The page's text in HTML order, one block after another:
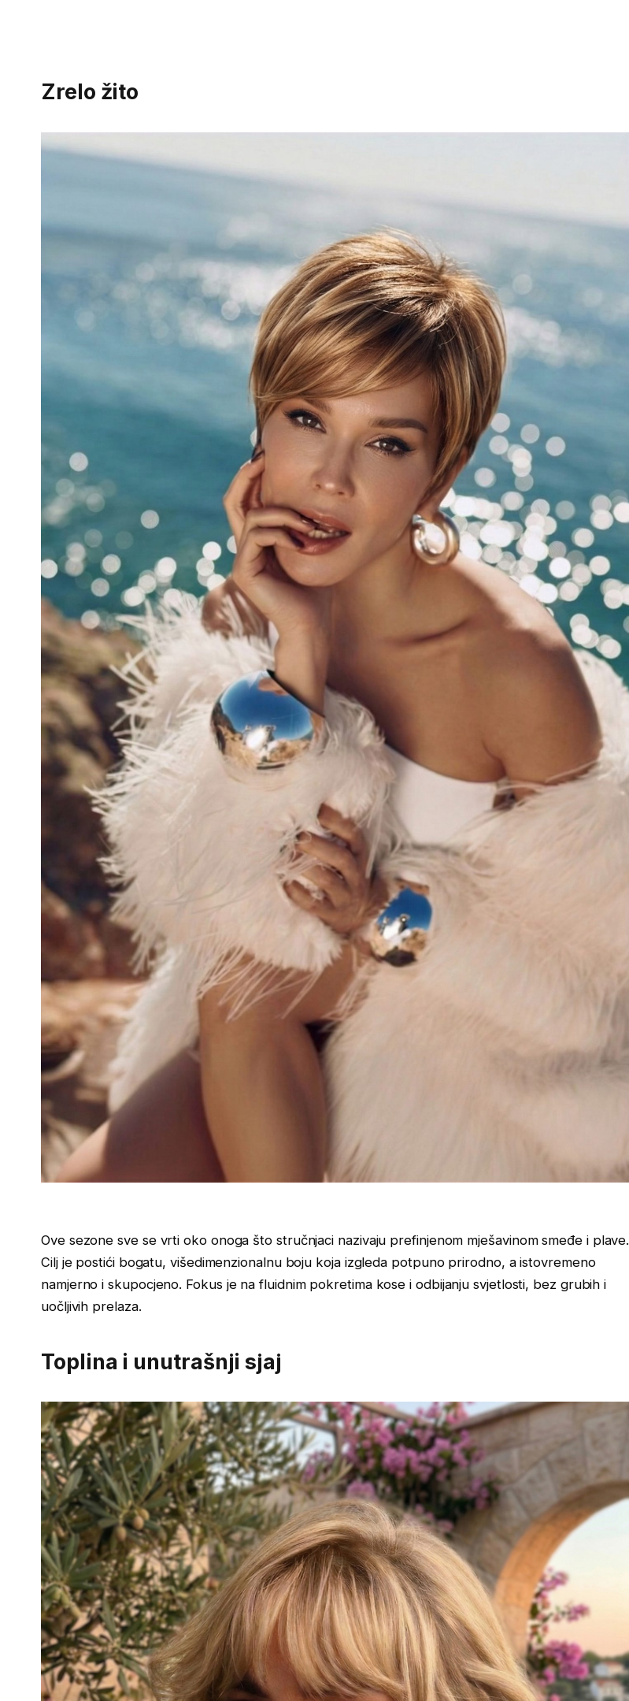
Zrelo žito
Ove sezone sve se vrti oko onoga što stručnjaci nazivaju prefinjenom mješavinom smeđe i plave.
Cilj je postići bogatu, višedimenzionalnu boju koja izgleda potpuno prirodno, a istovremeno
namjerno i skupocjeno. Fokus je na fluidnim pokretima kose i odbijanju svjetlosti, bez grubih i
uočljivih prelaza.
Toplina i unutrašnji sjaj